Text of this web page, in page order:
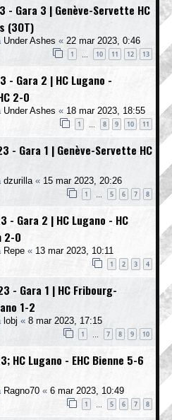
- Gara 3 | Genève-Servette HC
(3OT)
Under Ashes « 22 mar 2023, 0:46
1 10 11 12 13
- Gara 2 | HC Lugano -
2-0
Under Ashes « 18 mar 2023, 18:55
1 8 9 10 11
- Gara 1 | Genève-Servette HC
dzurilla « 15 mar 2023, 20:26
1 5 6 7 8
- Gara 2 | HC Lugano - HC
2-0
Repe « 13 mar 2023, 10:11
1 2 3 4
- Gara 1 | HC Fribourg-
1-2
lobj « 8 mar 2023, 17:15
1 7 8 9 10
HC Lugano - EHC Bienne 5-6
Ragno70 « 6 mar 2023, 10:49
1 5 6 7 8